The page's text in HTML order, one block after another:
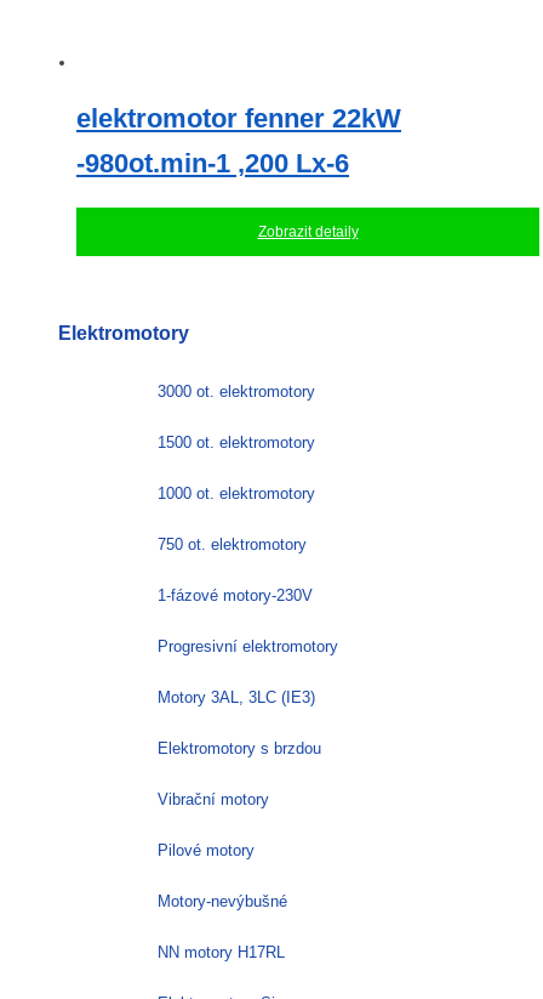
elektromotor fenner 22kW
-980ot.min-1 ,200 Lx-6
Zobrazit detaily
Elektromotory
3000 ot. elektromotory
1500 ot. elektromotory
1000 ot. elektromotory
750 ot. elektromotory
1-fázové motory-230V
Progresivní elektromotory
Motory 3AL, 3LC (IE3)
Elektromotory s brzdou
Vibrační motory
Pilové motory
Motory-nevýbušné
NN motory H17RL